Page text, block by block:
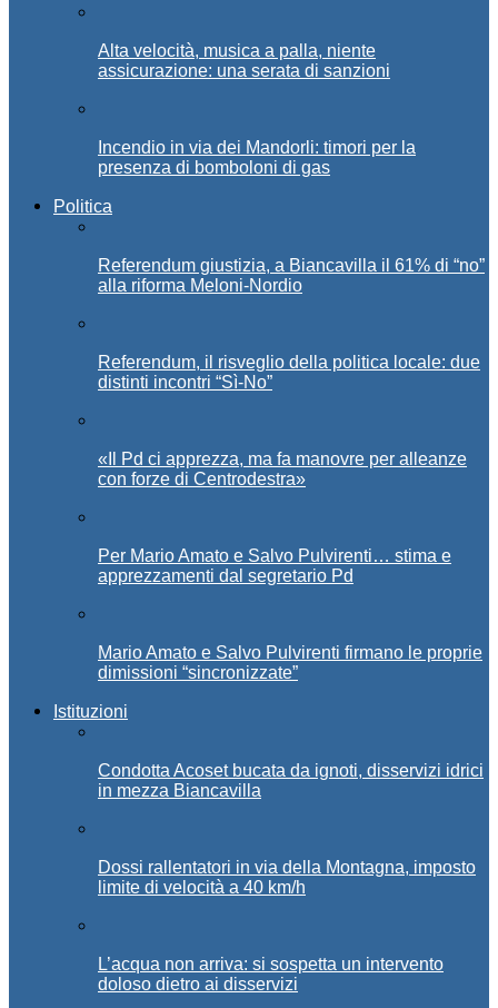
Alta velocità, musica a palla, niente
assicurazione: una serata di sanzioni
Incendio in via dei Mandorli: timori per la
presenza di bomboloni di gas
Politica
Referendum giustizia, a Biancavilla il 61% di “no”
alla riforma Meloni-Nordio
Referendum, il risveglio della politica locale: due
distinti incontri “Sì-No”
«Il Pd ci apprezza, ma fa manovre per alleanze
con forze di Centrodestra»
Per Mario Amato e Salvo Pulvirenti… stima e
apprezzamenti dal segretario Pd
Mario Amato e Salvo Pulvirenti firmano le proprie
dimissioni “sincronizzate”
Istituzioni
Condotta Acoset bucata da ignoti, disservizi idrici
in mezza Biancavilla
Dossi rallentatori in via della Montagna, imposto
limite di velocità a 40 km/h
L’acqua non arriva: si sospetta un intervento
doloso dietro ai disservizi